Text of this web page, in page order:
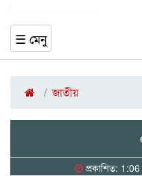
☰ মেনু
জাতীয়
প্রকাশিত: